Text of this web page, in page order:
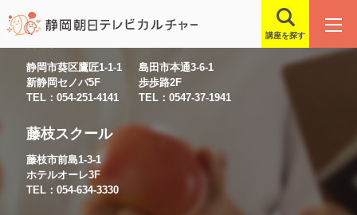
講座を探す
静岡市葵区鷹匠1-1-1
新静岡セノバ5F
TEL：054-251-4141
島田市本通3-6-1
歩歩路2F
TEL：0547-37-1941
藤枝スクール
藤枝市前島1-3-1
ホテルオーレ3F
TEL：054-634-3330